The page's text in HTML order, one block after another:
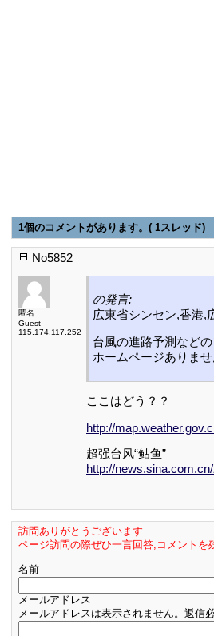
1個のコメントがあります。( 1スレッド)
No5852
匿名
Guest
115.174.117.252
の発言:
広東省シンセン,香港,
台風の進路予測などの
ホームページありませ
ここはどう？？
http://
超强台风“鲇鱼”
http://
訪問ありがとうございます
ページ訪問の際ぜひ一言回答,コメントを
名前
メールアドレス
メールアドレスは表示されません。返信